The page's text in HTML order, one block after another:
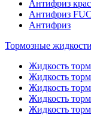
Антифриз
Антифриз
Антифриз
Тормозные жидкости
Жидкость
Жидкость
Жидкость
Жидкость
Жидкость